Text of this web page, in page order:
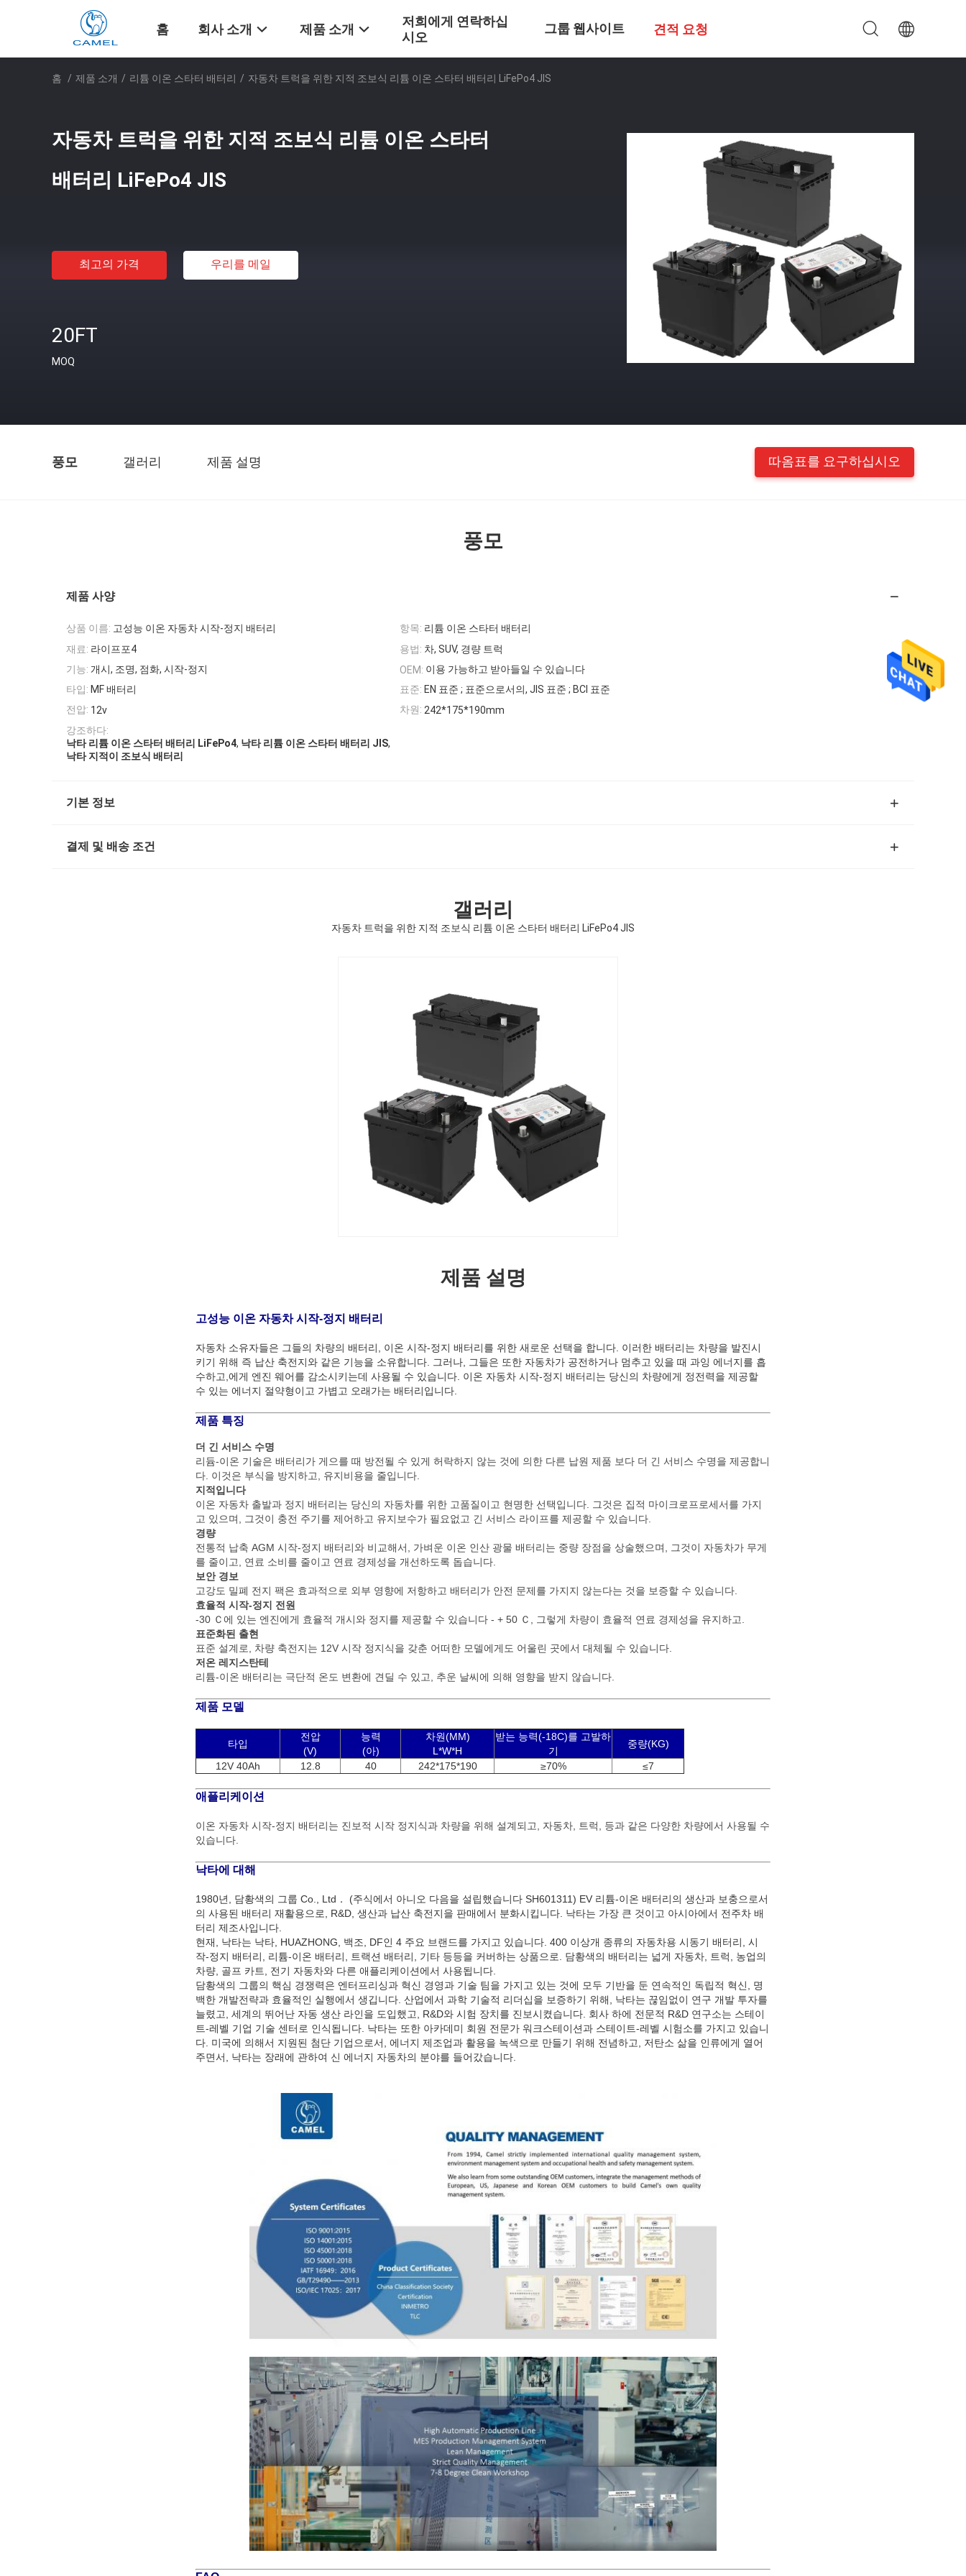
홈 회사 소개 제품 소개
저희에게 연락하십
시오
그룹 웹사이트 견적 요청
홈 / 제품 소개 / 리튬 이온 스타터 배터리 / 자동차 트럭을 위한 지적 조보식 리튬 이온 스타터 배터리 LiFePo4 JIS
자동차 트럭을 위한 지적 조보식 리튬 이온 스타터
배터리 LiFePo4 JIS
최고의 가격 우리를 메일
20FT
MOQ
풍모 갤러리 제품 설명 따옴표를 요구하십시오
풍모
제품 사양
상품 이름: 고성능 이온 자동차 시작-정지 배터리 항목: 리튬 이온 스타터 배터리
재료: 라이프포4 용법: 차, SUV, 경량 트럭
기능: 개시, 조명, 점화, 시작-정지 OEM: 이용 가능하고 받아들일 수 있습니다
타입: MF 배터리 표준: EN 표준 ; 표준으로서의, JIS 표준 ; BCI 표준
전압: 12v 차원: 242*175*190mm
강조하다:
낙타 리튬 이온 스타터 배터리 LiFePo4, 낙타 리튬 이온 스타터 배터리 JIS,
낙타 지적이 조보식 배터리
기본 정보
결제 및 배송 조건
갤러리
자동차 트럭을 위한 지적 조보식 리튬 이온 스타터 배터리 LiFePo4 JIS
제품 설명
고성능 이온 자동차 시작-정지 배터리
자동차 소유자들은 그들의 차량의 배터리, 이온 시작-정지 배터리를 위한 새로운 선택을 합니다. 이러한 배터리는 차량을 발진시
키기 위해 즉 납산 축전지와 같은 기능을 소유합니다. 그러나, 그들은 또한 자동차가 공전하거나 멈추고 있을 때 과잉 에너지를 흡
수하고,에게 엔진 웨어를 감소시키는데 사용될 수 있습니다. 이온 자동차 시작-정지 배터리는 당신의 차량에게 정전력을 제공할
수 있는 에너지 절약형이고 가볍고 오래가는 배터리입니다.
제품 특징
더 긴 서비스 수명
리듐-이온 기술은 배터리가 게으를 때 방전될 수 있게 허락하지 않는 것에 의한 다른 납원 제품 보다 더 긴 서비스 수명을 제공합니
다. 이것은 부식을 방지하고, 유지비용을 줄입니다.
지적입니다
이온 자동차 출발과 정지 배터리는 당신의 자동차를 위한 고품질이고 현명한 선택입니다. 그것은 집적 마이크로프로세서를 가지
고 있으며, 그것이 충전 주기를 제어하고 유지보수가 필요없고 긴 서비스 라이프를 제공할 수 있습니다.
경량
전통적 납축 AGM 시작-정지 배터리와 비교해서, 가벼운 이온 인산 광물 배터리는 중량 장점을 상술했으며, 그것이 자동차가 무게
를 줄이고, 연료 소비를 줄이고 연료 경제성을 개선하도록 돕습니다.
보안 경보
고강도 밀폐 전지 팩은 효과적으로 외부 영향에 저항하고 배터리가 안전 문제를 가지지 않는다는 것을 보증할 수 있습니다.
효율적 시작-정지 전원
-30 Ｃ에 있는 엔진에게 효율적 개시와 정지를 제공할 수 있습니다 - + 50 Ｃ, 그렇게 차량이 효율적 연료 경제성을 유지하고.
표준화된 출현
표준 설계로, 차량 축전지는 12V 시작 정지식을 갖춘 어떠한 모델에게도 어울린 곳에서 대체될 수 있습니다.
저온 레지스탄테
리튬-이온 배터리는 극단적 온도 변환에 견딜 수 있고, 추운 날씨에 의해 영향을 받지 않습니다.
제품 모델
타입
전압
(V)
능력
(아)
차원(MM)
L*W*H
받는 능력(-18C)를 고발하
기
중량(KG)
12V 40Ah
12.8 40 242*175*190 ≥70% ≤7
애플리케이션
이온 자동차 시작-정지 배터리는 진보적 시작 정지식과 차량을 위해 설계되고, 자동차, 트럭, 등과 같은 다양한 차량에서 사용될 수
있습니다.
낙타에 대해
1980년, 담황색의 그룹 Co., Ltd． (주식에서 아니오 다음을 설립했습니다 SH601311) EV 리튬-이온 배터리의 생산과 보충으로서
의 사용된 배터리 재활용으로, R&D, 생산과 납산 축전지을 판매에서 분화시킵니다. 낙타는 가장 큰 것이고 아시아에서 전주차 배
터리 제조사입니다.
현재, 낙타는 낙타, HUAZHONG, 백조, DF인 4 주요 브랜드를 가지고 있습니다. 400 이상개 종류의 자동차용 시동기 배터리, 시
작-정지 배터리, 리튬-이온 배터리, 트랙션 배터리, 기타 등등을 커버하는 상품으로. 담황색의 배터리는 넓게 자동차, 트럭, 농업의
차량, 골프 카트, 전기 자동차와 다른 애플리케이션에서 사용됩니다.
담황색의 그룹의 핵심 경쟁력은 엔터프리싱과 혁신 경영과 기술 팀을 가지고 있는 것에 모두 기반을 둔 연속적인 독립적 혁신, 명
백한 개발전략과 효율적인 실행에서 생깁니다. 산업에서 과학 기술적 리더십을 보증하기 위해, 낙타는 끊임없이 연구 개발 투자를
늘렸고, 세계의 뛰어난 자동 생산 라인을 도입했고, R&D와 시험 장치를 진보시켰습니다. 회사 하에 전문적 R&D 연구소는 스테이
트-레벨 기업 기술 센터로 인식됩니다. 낙타는 또한 아카데미 회원 전문가 워크스테이션과 스테이트-레벨 시험소를 가지고 있습니
다. 미국에 의해서 지원된 첨단 기업으로서, 에너지 제조업과 활용을 녹색으로 만들기 위해 전념하고, 저탄소 삶을 인류에게 열어
주면서, 낙타는 장래에 관하여 신 에너지 자동차의 분야를 들어갔습니다.